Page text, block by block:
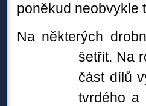
poněkud neobvykle
Na některých
šetřit. Na
část dílů
tvrdého a